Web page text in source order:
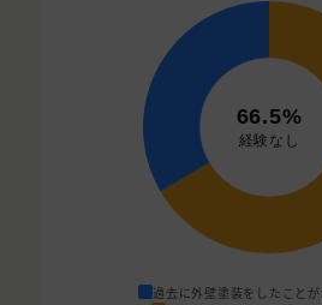
過去に外壁塗装をしたことが